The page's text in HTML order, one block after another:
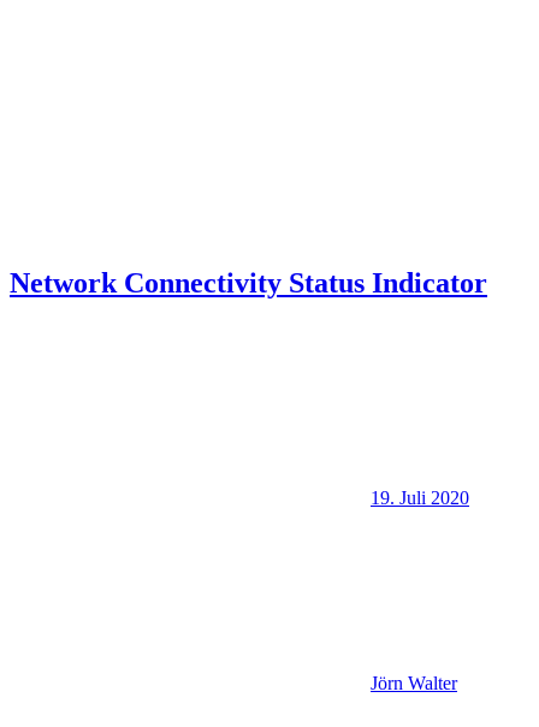
Network Connectivity Status Indicator
19. Juli 2020
Jörn Walter